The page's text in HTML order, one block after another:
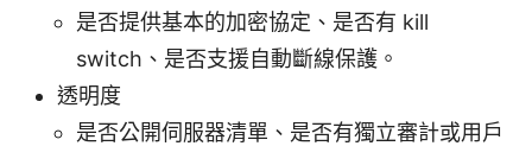
是否提供基本的加密協定、是否有 kill
switch、是否支援自動斷線保護。
透明度
是否公開伺服器清單、是否有獨立審計或用戶